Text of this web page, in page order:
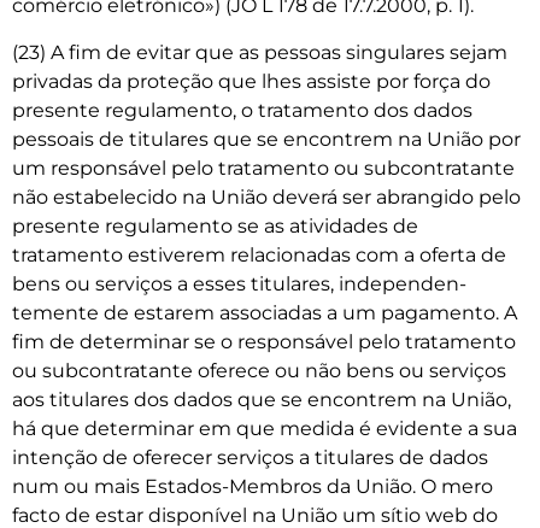
comércio eletrónico») (JO L 178 de 17.7.2000, p. 1).
(23) A fim de evitar que as pessoas singulares sejam
privadas da proteção que lhes assiste por força do
presente regulamento, o tratamento dos dados
pessoais de titulares que se encontrem na União por
um responsável pelo tratamento ou subcontratante
não estabelecido na União deverá ser abrangido pelo
presente regulamento se as atividades de
tratamento estiverem relacionadas com a oferta de
bens ou serviços a esses titulares, independen­
temente de estarem associadas a um pagamento. A
fim de determinar se o responsável pelo tratamento
ou subcontratante oferece ou não bens ou serviços
aos titulares dos dados que se encontrem na União,
há que determinar em que medida é evidente a sua
intenção de oferecer serviços a titulares de dados
num ou mais Estados-Membros da União. O mero
facto de estar disponível na União um sítio web do